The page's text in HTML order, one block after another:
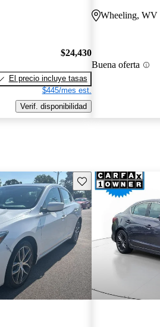
$24,430
El precio incluye tasas
$445/mes est.
Verif. disponibilidad
Wheeling, WV
Buena oferta
Guarda este Aviso